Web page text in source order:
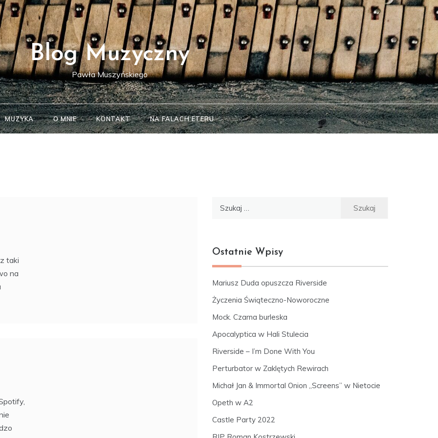
Blog Muzyczny
Pawła Muszyńskiego
MUZYKA O MNIE KONTAKT NA FALACH ETERU
taki
na
Ostatnie Wpisy
Mariusz Duda opuszcza Riverside
Życzenia Świąteczno-Noworoczne
Mock. Czarna burleska
Apocalyptica w Hali Stulecia
Riverside – I’m Done With You
Perturbator w Zaklętych Rewirach
Michał Jan & Immortal Onion „Screens” w Nietocie
Opeth w A2
Castle Party 2022